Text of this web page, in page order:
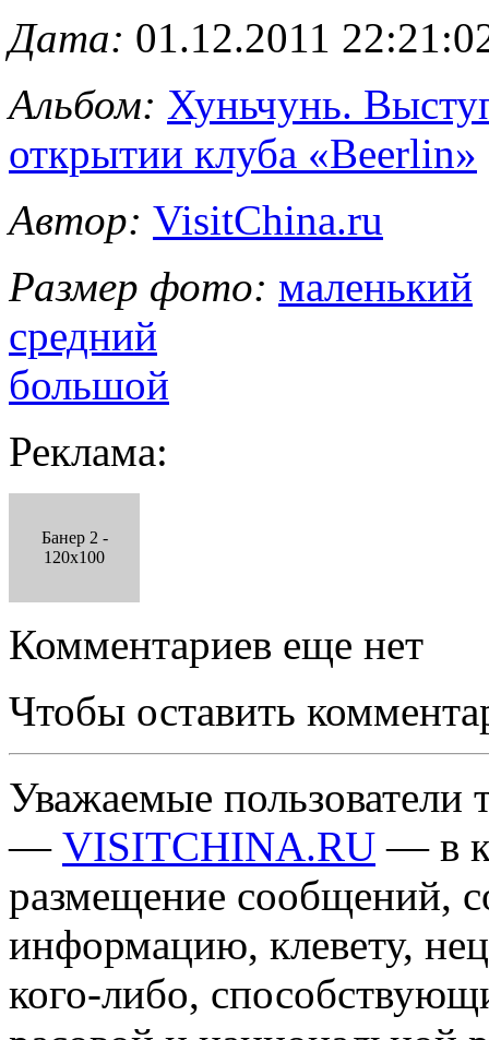
Дата: 01.12.2011
Альбом: Хуньчунь.
открытии клуба «Beerlin»
Автор: VisitChina.ru
Размер фото: маленький
средний
большой
Реклама:
Банер 2 -
120x100
Комментариев еще нет
Чтобы оставить
Уважаемые пользователи
— VISITCHINA.RU — в
размещение сообщений,
информацию, клевету,
кого-либо,